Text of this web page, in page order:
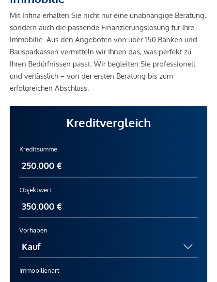
Mit Infina erhalten Sie nicht nur eine unabhängige Beratung,
sondern auch die passende Finanzierungslösung für Ihre
Immobilie. Aus den Angeboten von über 150 Banken und
Bausparkassen vermitteln wir Ihnen das, was perfekt zu
Ihren Bedürfnissen passt. Wir begleiten Sie professionell
und verlässlich – von der ersten Beratung bis zum
erfolgreichen Abschluss.
Kreditvergleich
Kreditsumme
Objektwert
Vorhaben
Immobilienart